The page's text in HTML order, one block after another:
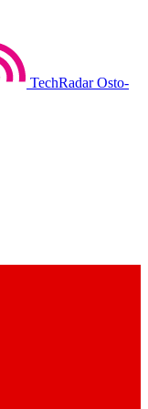
TechRadar Osto-